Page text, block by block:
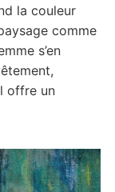
la couleur
comme
s’en
offre un